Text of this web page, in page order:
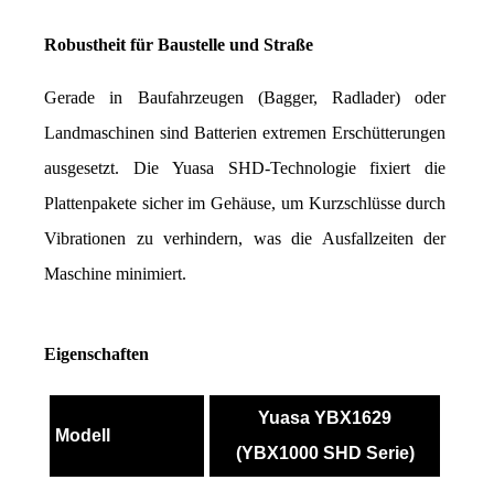
Robustheit für Baustelle und Straße
Gerade in Baufahrzeugen (Bagger, Radlader) oder
Landmaschinen sind Batterien extremen Erschütterungen
ausgesetzt. Die Yuasa SHD-Technologie fixiert die
Plattenpakete sicher im Gehäuse, um Kurzschlüsse durch
Vibrationen zu verhindern, was die Ausfallzeiten der
Maschine minimiert.
Eigenschaften
Modell
Yuasa YBX1629
(YBX1000 SHD Serie)